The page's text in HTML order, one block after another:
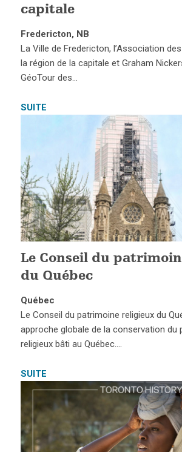
capitale
Fredericton, NB
La Ville de Fredericton, l’Association
la région de la capitale et Graham
GéoTour des…
SUITE
Le Conseil du
du Québec
Québec
Le Conseil du patrimoine religieux du
approche globale de la conservation du
religieux bâti au Québec….
SUITE